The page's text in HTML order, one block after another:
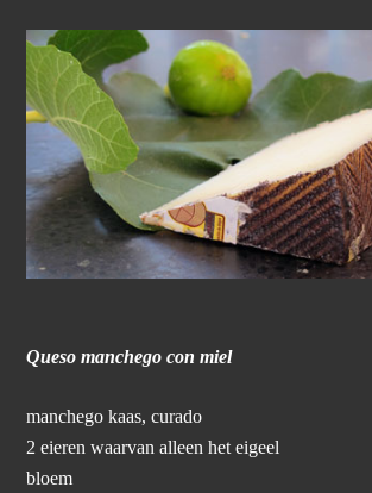
Queso manchego con miel
manchego kaas, curado
2 eieren waarvan alleen het eigeel
bloem